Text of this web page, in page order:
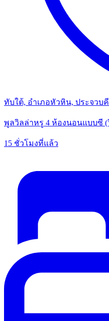
ทับใต้, อำเภอหัวหิน, ประจวบ
พูลวิลล่าหรู 4 ห้องนอนแบบซี (
15 ชั่วโมงที่แล้ว